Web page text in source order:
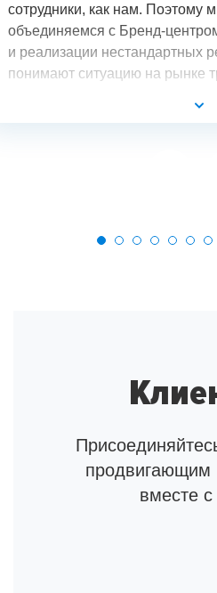
сотрудники, как нам. Поэтому
объединяемся с Бренд-
и реализации нестандартных
понимают ситуацию на рынке
продвигающим
вместе